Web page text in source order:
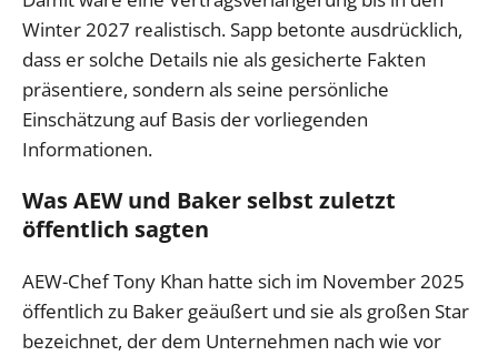
Winter 2027 realistisch. Sapp betonte ausdrücklich,
dass er solche Details nie als gesicherte Fakten
präsentiere, sondern als seine persönliche
Einschätzung auf Basis der vorliegenden
Informationen.
Was AEW und Baker selbst zuletzt
öffentlich sagten
AEW-Chef Tony Khan hatte sich im November 2025
öffentlich zu Baker geäußert und sie als großen Star
bezeichnet, der dem Unternehmen nach wie vor